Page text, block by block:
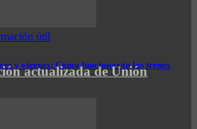
útil
y viernes: Cómo funcionarán los trenes
actualizada de Unión